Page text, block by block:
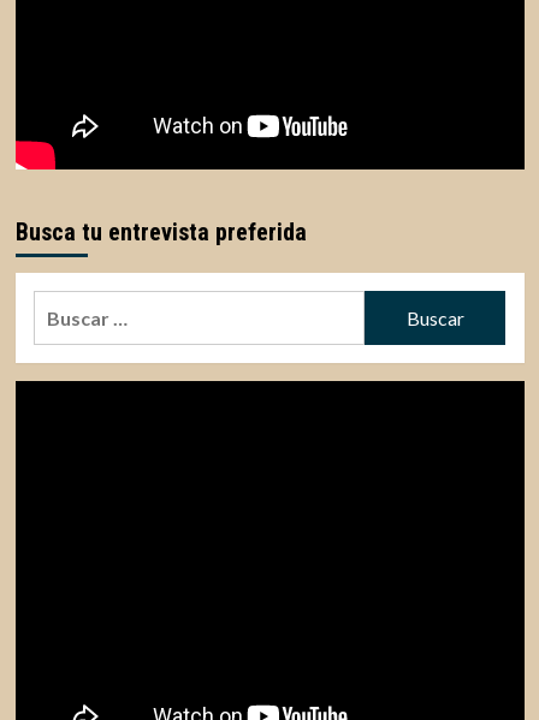
Busca tu entrevista preferida